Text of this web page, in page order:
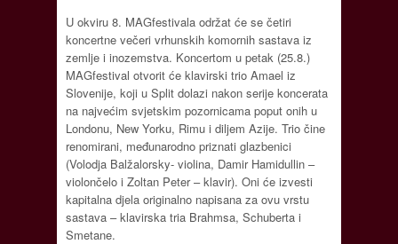
U okviru 8. MAGfestivala održat će se četiri
koncertne večeri vrhunskih komornih sastava iz
zemlje i inozemstva. Koncertom u petak (25.8.)
MAGfestival otvorit će klavirski trio Amael iz
Slovenije, koji u Split dolazi nakon serije koncerata
na najvećim svjetskim pozornicama poput onih u
Londonu, New Yorku, Rimu i diljem Azije. Trio čine
renomirani, međunarodno priznati glazbenici
(Volodja Balžalorsky- violina, Damir Hamidullin –
violončelo i Zoltan Peter – klavir). Oni će izvesti
kapitalna djela originalno napisana za ovu vrstu
sastava – klavirska tria Brahmsa, Schuberta i
Smetane.